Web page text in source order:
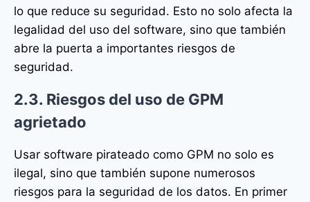
lo que reduce su seguridad. Esto no solo afecta la
legalidad del uso del software, sino que también
abre la puerta a importantes riesgos de
seguridad.
2.3. Riesgos del uso de GPM
agrietado
Usar software pirateado como GPM no solo es
ilegal, sino que también supone numerosos
riesgos para la seguridad de los datos. En primer